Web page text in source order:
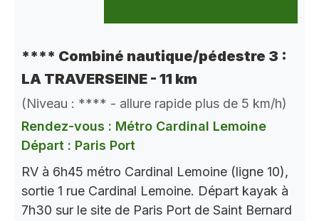
**** Combiné nautique/pédestre 3 :
LA TRAVERSEINE - 11 km
(Niveau : **** - allure rapide plus de 5 km/h)
Rendez-vous : Métro Cardinal Lemoine
Départ : Paris Port
RV à 6h45 métro Cardinal Lemoine (ligne 10),
sortie 1 rue Cardinal Lemoine. Départ kayak à
7h30 sur le site de Paris Port de Saint Bernard